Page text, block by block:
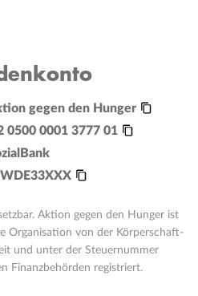
gegen den Hunger
0500 0001 3777 01
Aktion gegen den Hunger ist
Organisation von der Körperschaft-
und unter der Steuernummer
Finanzbehörden registriert.